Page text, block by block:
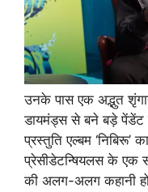
उनके पास एक अद्भुत
डायमंड्स से बने बड़े
प्रस्तुति एल्बम
प्रेसीडेटन्षियलस के एक
की अलग-अलग कहानी